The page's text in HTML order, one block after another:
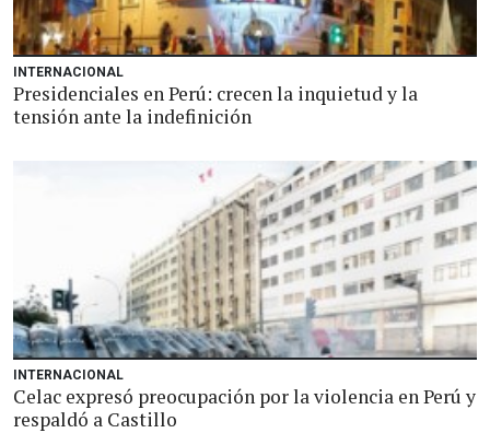
INTERNACIONAL
Presidenciales en Perú: crecen la inquietud y la
tensión ante la indefinición
INTERNACIONAL
Celac expresó preocupación por la violencia en Perú y
respaldó a Castillo